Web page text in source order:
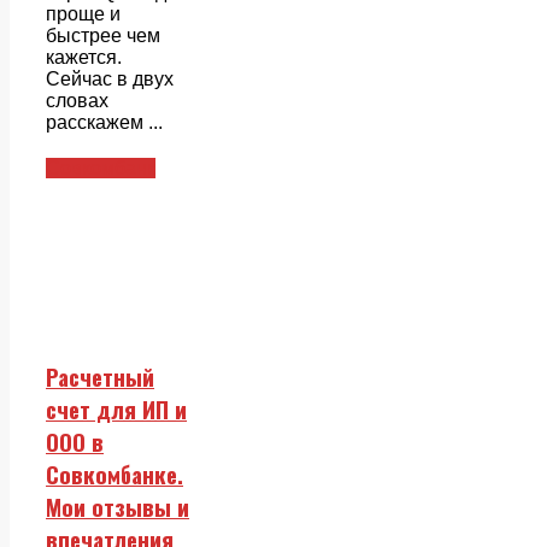
проще и
быстрее чем
кажется.
Сейчас в двух
словах
расскажем ...
Расчетный
счет для ИП и
ООО в
Совкомбанке.
Мои отзывы и
впечатления